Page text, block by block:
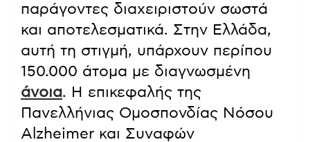
παράγοντες διαχειριστούν σωστά
και αποτελεσματικά. Στην Ελλάδα,
αυτή τη στιγμή, υπάρχουν περίπου
150.000 άτομα με διαγνωσμένη
άνοια. Η επικεφαλής της
Πανελλήνιας Ομοσπονδίας Νόσου
Alzheimer και Συναφών